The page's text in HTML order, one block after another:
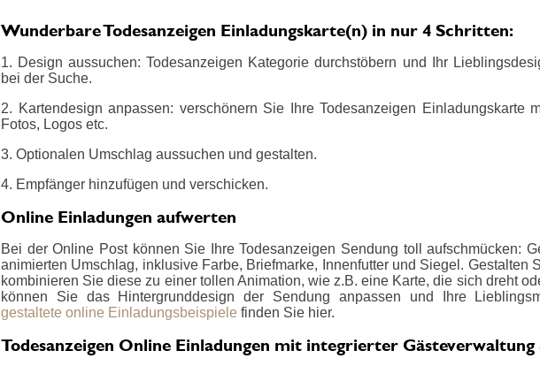
Wunderbare Todesanzeigen Einladungskarte(n) in nur 4 Schritten:
1. Design aussuchen: Todesanzeigen Kategorie durchstöbern und Ihr
bei der Suche.
2. Kartendesign anpassen: verschönern Sie Ihre Todesanzeigen Einladungskarte
Fotos, Logos etc.
3. Optionalen Umschlag aussuchen und gestalten.
4. Empfänger hinzufügen und verschicken.
Online Einladungen aufwerten
Bei der Online Post können Sie Ihre Todesanzeigen Sendung toll aufschmücken:
animierten Umschlag, inklusive Farbe, Briefmarke, Innenfutter und Siegel. Gestalten
kombinieren Sie diese zu einer tollen Animation, wie z.B. eine Karte, die sich dreht
können Sie das Hintergrunddesign der Sendung anpassen und Ihre
gestaltete online Einladungsbeispiele finden Sie hier.
Todesanzeigen Online Einladungen mit integrierter Gästeverwaltung